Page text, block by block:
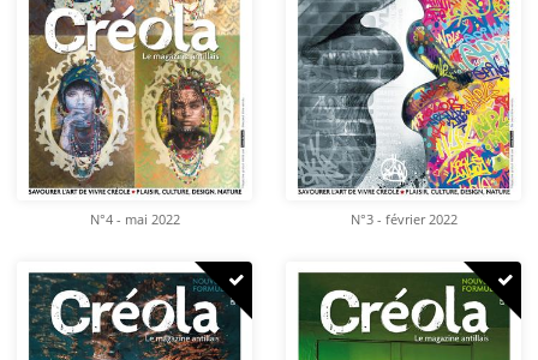
N°4 - mai 2022 N°3 - février 2022